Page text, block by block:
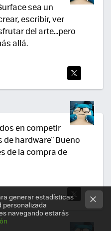
sea un
escribir, ver
del arte...pero
allá.
TEA
R
en competir
de hardware" Bueno
de la compra de
generar estadísticas
personalizada
navegando estarás